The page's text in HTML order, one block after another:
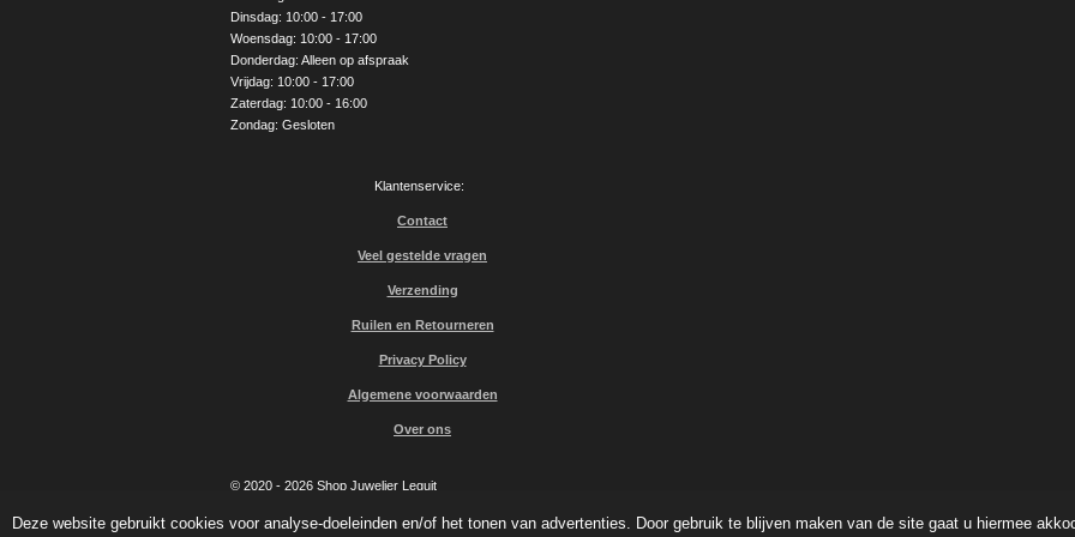
Deze website gebruikt cookies voor analyse-doeleinden en/of het tonen van advertenties. Door gebruik te blijven maken van de site gaat u hiermee
k
a
m
Dinsdag: 10:00 - 17:00
Woensdag: 10:00 - 17:00
Donderdag: Alleen op afspraak
Vrijdag: 10:00 - 17:00
Zaterdag: 10:00 - 16:00
Zondag: Gesloten
Klantenservice:
Contact
Veel gestelde vragen
Verzending
Ruilen en Retourneren
Privacy Policy
Algemene voorwaarden
Over ons
© 2020 - 2026 Shop Juwelier Leguit